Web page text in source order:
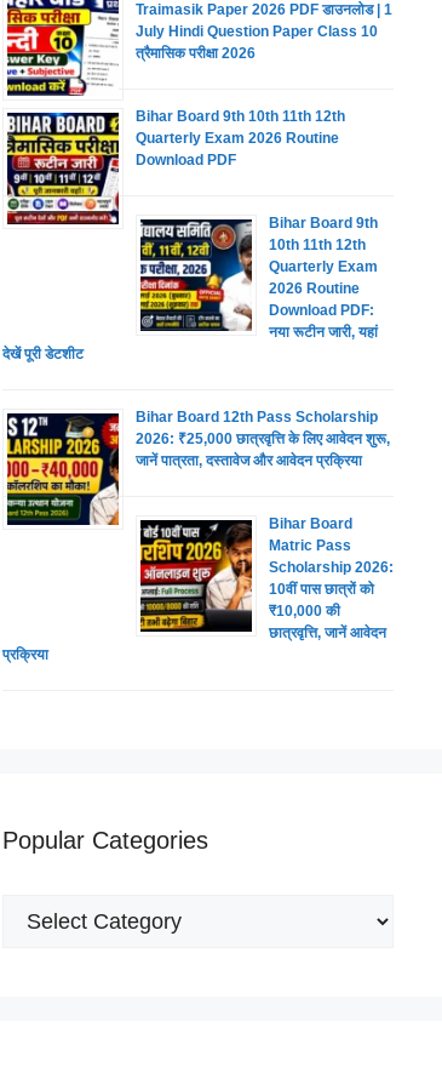
Traimasik Paper 2026 PDF डाउनलोड | 1
July Hindi Question Paper Class 10
त्रैमासिक परीक्षा 2026
Bihar Board 9th 10th 11th 12th
Quarterly Exam 2026 Routine
Download PDF
Bihar Board 9th
10th 11th 12th
Quarterly Exam
2026 Routine
Download PDF:
नया रूटीन जारी, यहां
देखें पूरी डेटशीट
Bihar Board 12th Pass Scholarship
2026: ₹25,000 छात्रवृत्ति के लिए आवेदन शुरू,
जानें पात्रता, दस्तावेज और आवेदन प्रक्रिया
Bihar Board
Matric Pass
Scholarship 2026:
10वीं पास छात्रों को
₹10,000 की
छात्रवृत्ति, जानें आवेदन
प्रक्रिया
Popular Categories
Popular